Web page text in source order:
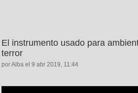
El instrumento usado para
terror
por Alba el 9 abr 2019, 11:44